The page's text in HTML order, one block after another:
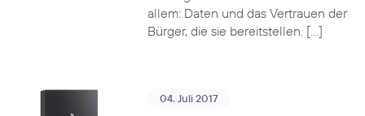
allem: Daten und das Vertrauen der
Bürger, die sie bereitstellen. […]
04. Juli 2017